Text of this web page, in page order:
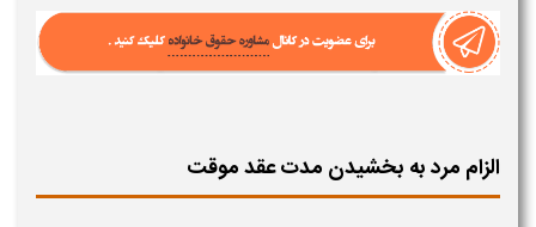
الزام مرد به بخشیدن مدت عقد موقت